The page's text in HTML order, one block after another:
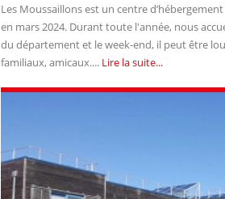
Les Moussaillons est un centre
en mars 2024. Durant toute l'année, nous
du département et le week-end, il peut être
familiaux, amicaux.... Lire la suite...